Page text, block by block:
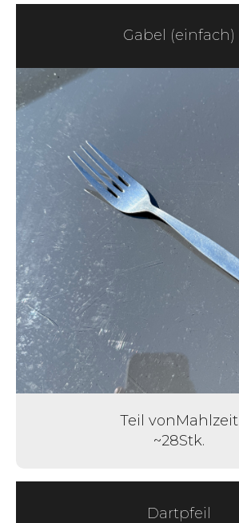
Gabel (einfach)
Teil vonMahlzeit
~28Stk.
Dartpfeil